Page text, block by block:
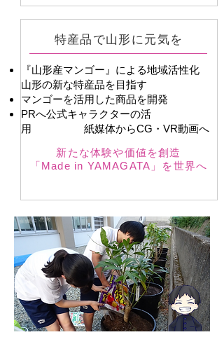
特産品で山形に元気を
『山形産マンゴー』による地域活性化
山形の新な特産品を目指す
マンゴーを活用した商品を開発
​PRへ公式キャラクターの活
用 紙媒体からCG・VR動画へ
新たな体験や価値を創造
「Made in YAMAGATA」を世界へ